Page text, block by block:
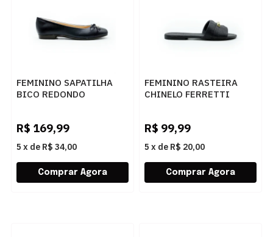
FEMININO SAPATILHA
BICO REDONDO
R$ 169,99
5 x de R$ 34,00
FEMININO RASTEIRA
CHINELO FERRETTI
R$ 99,99
5 x de R$ 20,00